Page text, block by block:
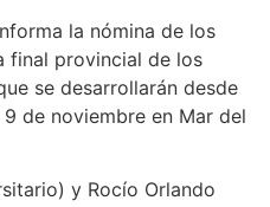
la nómina de los
final provincial de los
se desarrollarán desde
de noviembre en Mar del
y Rocío Orlando